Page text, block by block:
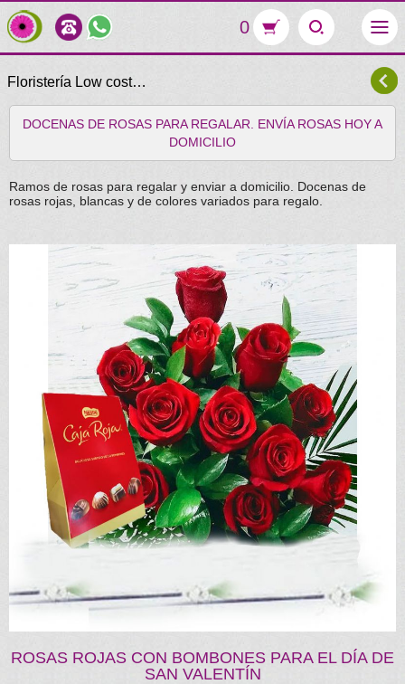
0
Floristería Low cost…
DOCENAS DE ROSAS PARA REGALAR. ENVÍA ROSAS HOY A
DOMICILIO
Ramos de rosas para regalar y enviar a domicilio. Docenas de
rosas rojas, blancas y de colores variados para regalo.
ROSAS ROJAS CON BOMBONES PARA EL DÍA DE
SAN VALENTÍN